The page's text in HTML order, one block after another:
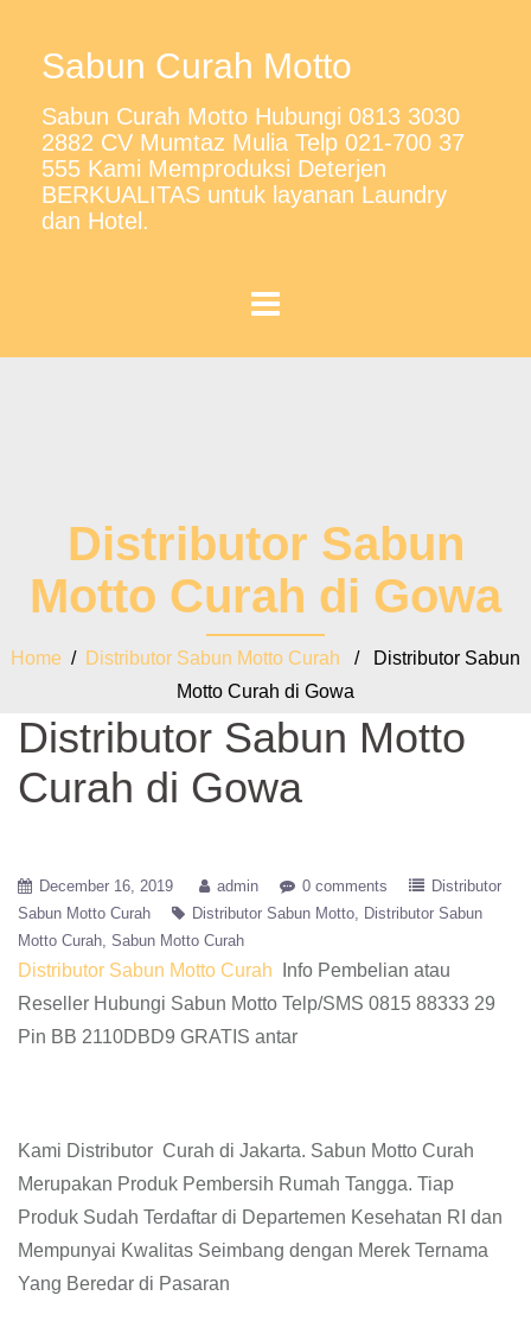
Sabun Curah Motto
Sabun Curah Motto Hubungi 0813 3030
2882 CV Mumtaz Mulia Telp 021-700 37
555 Kami Memproduksi Deterjen
BERKUALITAS untuk layanan Laundry
dan Hotel.
Distributor Sabun
Motto Curah di Gowa
Home / Distributor Sabun Motto Curah / Distributor Sabun
Motto Curah di Gowa
Distributor Sabun Motto
Curah di Gowa
December 16, 2019 admin 0 comments
Distributor
Sabun Motto Curah
Distributor Sabun Motto
Distributor Sabun
Motto Curah Sabun Motto Curah
Distributor Sabun Motto Curah
Info Pembelian atau
Reseller Hubungi Sabun Motto Telp/SMS 0815 88333 29
Pin BB 2110DBD9 GRATIS antar
Kami Distributor Curah di Jakarta. Sabun Motto Curah
Merupakan Produk Pembersih Rumah Tangga. Tiap
Produk Sudah Terdaftar di Departemen Kesehatan RI dan
Mempunyai Kwalitas Seimbang dengan Merek Ternama
Yang Beredar di Pasaran